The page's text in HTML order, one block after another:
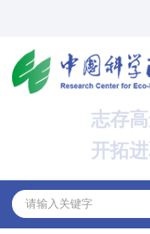
志存
开拓